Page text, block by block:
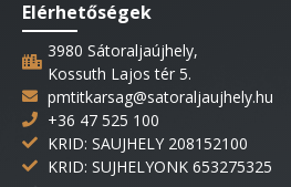
Elérhetőségek
3980 Sátoraljaújhely,
Kossuth Lajos tér 5.
pmtitkarsag@satoraljaujhely.hu
+36 47 525 100
KRID: SAUJHELY 208152100
KRID: SUJHELYONK 653275325